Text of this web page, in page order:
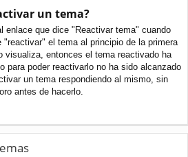
un tema?
enlace que dice "Reactivar tema" cuando
el tema al principio de la primera
visualiza, entonces el tema reactivado ha
para poder reactivarlo no ha sido alcanzado
un tema respondiendo al mismo, sin
antes de hacerlo.